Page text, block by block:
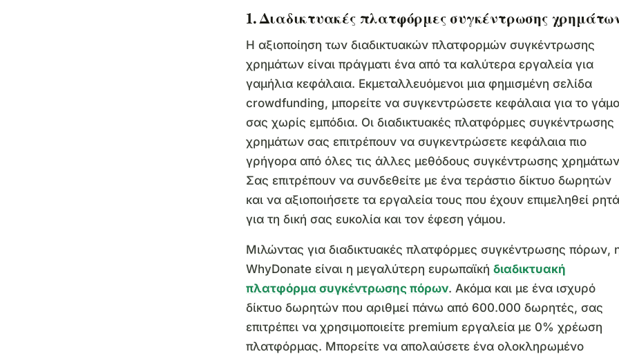
1. Διαδικτυακές πλατφόρμες συγκέντρωσης
Η αξιοποίηση των διαδικτυακών πλατφορμών συγκέντρωσης
χρημάτων είναι πράγματι ένα από τα καλύτερα εργαλεία για
γαμήλια κεφάλαια. Εκμεταλλευόμενοι μια φημισμένη σελίδα
crowdfunding, μπορείτε να συγκεντρώσετε κεφάλαια για το γάμο
σας χωρίς εμπόδια. Οι διαδικτυακές πλατφόρμες συγκέντρωσης
χρημάτων σας επιτρέπουν να συγκεντρώσετε κεφάλαια πιο
γρήγορα από όλες τις άλλες μεθόδους συγκέντρωσης
Σας επιτρέπουν να συνδεθείτε με ένα τεράστιο δίκτυο δωρητών
και να αξιοποιήσετε τα εργαλεία τους που έχουν επιμεληθεί ρητά
για τη δική σας ευκολία και τον έφεση γάμου.
Μιλώντας για διαδικτυακές πλατφόρμες συγκέντρωσης πόρων,
WhyDonate είναι η μεγαλύτερη ευρωπαϊκή διαδικτυακή
πλατφόρμα συγκέντρωσης πόρων. Ακόμα και με ένα ισχυρό
δίκτυο δωρητών που αριθμεί πάνω από 600.000 δωρητές, σας
επιτρέπει να χρησιμοποιείτε premium εργαλεία με 0% χρέωση
πλατφόρμας. Μπορείτε να απολαύσετε ένα ολοκληρωμένο